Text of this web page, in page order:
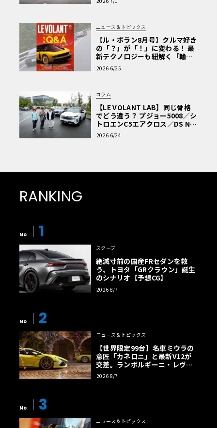
ニュース＆トピックス
【ル・ボラン8月号】クルマ好き
の「？」が「！」に変わる！ 最
新テクノロジーも紐解く「輸入
車Q&A」
2026 6/25
コラム
【LE VOLANT LAB】同じ骨格
でどう違う？ プジョー5008／シ
トロエンC5エアクロス／DS Nº4
読者一気乗りレポート
2026 6/24
RANKING
No 1
スクープ
絶滅寸前の国産FRセダンを救
う、トヨタ「GRクラウン」誕生
のシナリオ【予想CG】
2026 8/7
No 2
ニュース＆トピックス
【世界限定99台】名車ミウラの
意匠「カネロニ」と最新V12が
交差。ランボルギーニ・レヴエ
ルトに60周年記念車が登場
2026 8/7
No 3
ニュース＆トピックス